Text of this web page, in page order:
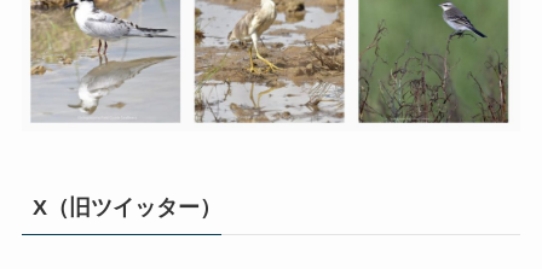
X（旧ツイッター）